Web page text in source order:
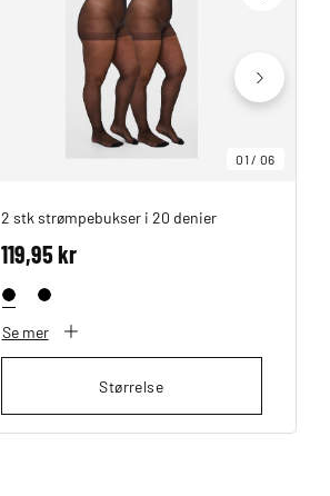
01/ 06
2 stk strømpebukser i 20 denier
119,95 kr
Se mer
Størrelse